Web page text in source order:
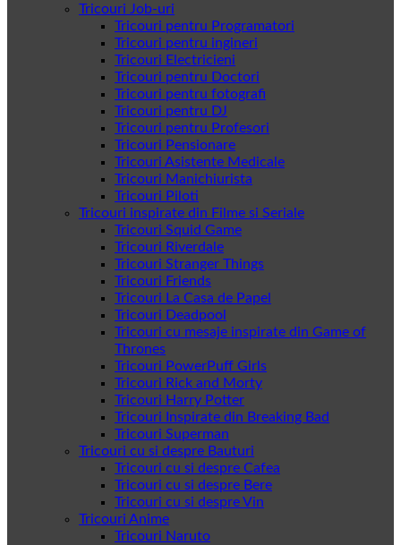
Tricouri Job-uri
Tricouri pentru Programatori
Tricouri pentru ingineri
Tricouri Electricieni
Tricouri pentru Doctori
Tricouri pentru fotografi
Tricouri pentru DJ
Tricouri pentru Profesori
Tricouri Pensionare
Tricouri Asistente Medicale
Tricouri Manichiurista
Tricouri Piloti
Tricouri inspirate din Filme si Seriale
Tricouri Squid Game
Tricouri Riverdale
Tricouri Stranger Things
Tricouri Friends
Tricouri La Casa de Papel
Tricouri Deadpool
Tricouri cu mesaje inspirate din Game of
Thrones
Tricouri PowerPuff Girls
Tricouri Rick and Morty
Tricouri Harry Potter
Tricouri Inspirate din Breaking Bad
Tricouri Superman
Tricouri cu si despre Bauturi
Tricouri cu si despre Cafea
Tricouri cu si despre Bere
Tricouri cu si despre Vin
Tricouri Anime
Tricouri Naruto